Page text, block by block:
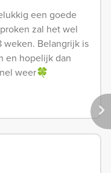
een goede
zal het wel
weken. Belangrijk is
en hopelijk dan
weer🍀